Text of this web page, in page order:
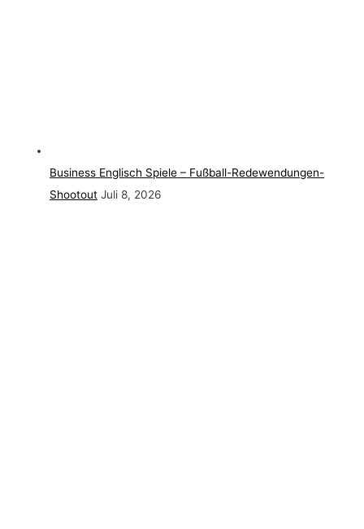
Business Englisch Spiele – Fußball-Redewendungen-
Shootout Juli 8, 2026